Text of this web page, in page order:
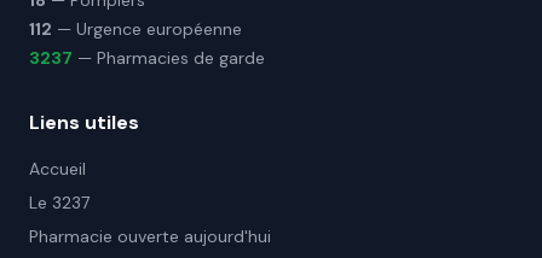
112 — Urgence européenne
3237 — Pharmacies de garde
Liens utiles
Accueil
Le 3237
Pharmacie ouverte aujourd'hui